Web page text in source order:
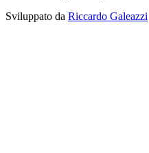
Sviluppato da Riccardo Galeazzi